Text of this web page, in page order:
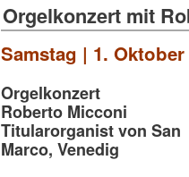
Orgelkonzert mit
Samstag | 1. Oktober
Orgelkonzert
Roberto Micconi
Titularorganist von San
Marco, Venedig